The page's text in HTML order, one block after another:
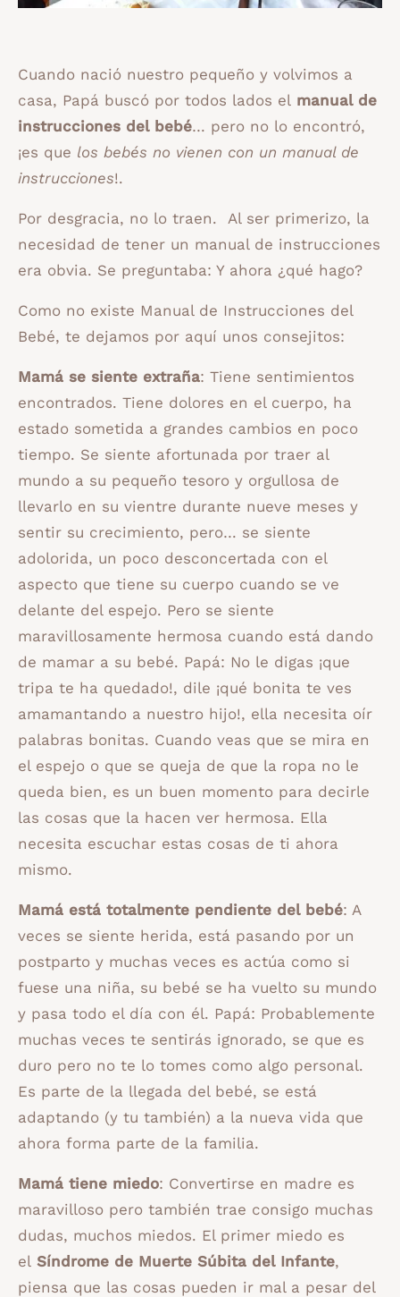
Cuando nació nuestro pequeño y volvimos a
casa, Papá buscó por todos lados el manual de
instrucciones del bebé… pero no lo encontró,
¡es que los bebés no vienen con un manual de
instrucciones!.
Por desgracia, no lo traen. Al ser primerizo, la
necesidad de tener un manual de instrucciones
era obvia. Se preguntaba: Y ahora ¿qué hago?
Como no existe Manual de Instrucciones del
Bebé, te dejamos por aquí unos consejitos:
Mamá se siente extraña: Tiene sentimientos
encontrados. Tiene dolores en el cuerpo, ha
estado sometida a grandes cambios en poco
tiempo. Se siente afortunada por traer al
mundo a su pequeño tesoro y orgullosa de
llevarlo en su vientre durante nueve meses y
sentir su crecimiento, pero… se siente
adolorida, un poco desconcertada con el
aspecto que tiene su cuerpo cuando se ve
delante del espejo. Pero se siente
maravillosamente hermosa cuando está dando
de mamar a su bebé. Papá: No le digas ¡que
tripa te ha quedado!, dile ¡qué bonita te ves
amamantando a nuestro hijo!, ella necesita oír
palabras bonitas. Cuando veas que se mira en
el espejo o que se queja de que la ropa no le
queda bien, es un buen momento para decirle
las cosas que la hacen ver hermosa. Ella
necesita escuchar estas cosas de ti ahora
mismo.
Mamá está totalmente pendiente del bebé: A
veces se siente herida, está pasando por un
postparto y muchas veces es actúa como si
fuese una niña, su bebé se ha vuelto su mundo
y pasa todo el día con él. Papá: Probablemente
muchas veces te sentirás ignorado, se que es
duro pero no te lo tomes como algo personal.
Es parte de la llegada del bebé, se está
adaptando (y tu también) a la nueva vida que
ahora forma parte de la familia.
Mamá tiene miedo: Convertirse en madre es
maravilloso pero también trae consigo muchas
dudas, muchos miedos. El primer miedo es
el Síndrome de Muerte Súbita del Infante,
piensa que las cosas pueden ir mal a pesar del